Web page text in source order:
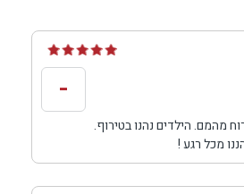
מהמם. הילדים נהנו בטירוף.
מכל רגע !
-